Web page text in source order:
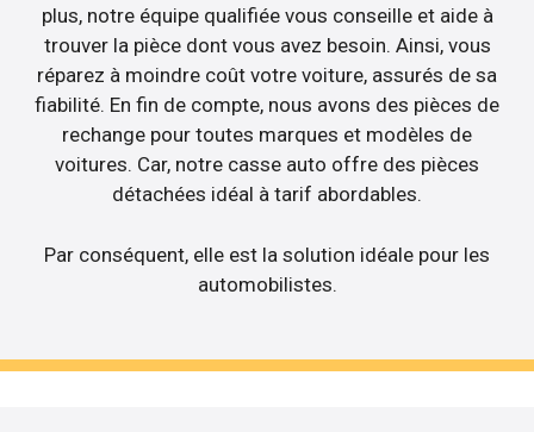
plus, notre équipe qualifiée vous conseille et aide à
trouver la pièce dont vous avez besoin. Ainsi, vous
réparez à moindre coût votre voiture, assurés de sa
fiabilité. En fin de compte, nous avons des pièces de
rechange pour toutes marques et modèles de
voitures. Car, notre casse auto offre des pièces
détachées idéal à tarif abordables.
Par conséquent, elle est la solution idéale pour les
automobilistes.